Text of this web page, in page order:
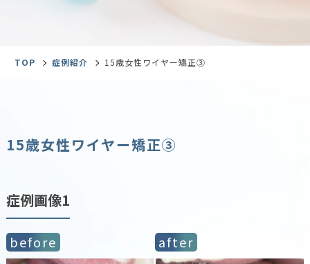
TOP 症例紹介 15歳女性ワイヤー矯正③
15歳女性ワイヤー矯正③
症例画像1
before after